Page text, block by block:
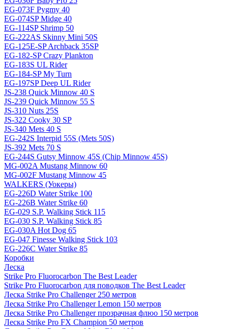
EG-073F Pygmy 40
EG-074SP Midge 40
EG-114SP Shrimp 50
EG-222AS Skinny Mini 50S
EG-125E-SP Archback 35SP
EG-182-SP Crazy Plankton
EG-183S UL Rider
EG-184-SP My Turn
EG-197SP Deep UL Rider
JS-238 Quick Minnow 40 S
JS-239 Quick Minnow 55 S
JS-310 Nuts 25S
JS-322 Cooky 30 SP
JS-340 Mets 40 S
EG-242S Interpid 55S (Mets 50S)
JS-392 Mets 70 S
EG-244S Gutsy Minnow 45S (Chip Minnow 45S)
MG-002A Mustang Minnow 60
MG-002F Mustang Minnow 45
WALKERS (Уокеры)
EG-226D Water Strike 100
EG-226B Water Strike 60
EG-029 S.P. Walking Stick 115
EG-030 S.P. Walking Stick 85
EG-030A Hot Dog 65
EG-047 Finesse Walking Stick 103
EG-226C Water Strike 85
Коробки
Леска
Strike Pro Fluorocarbon The Best Leader
Strike Pro Fluorocarbon для поводков The Best Leader
Леска Strike Pro Challenger 250 метров
Леска Strike Pro Challenger Lemon 150 метров
Леска Strike Pro Challenger прозрачная флюо 150 метров
Леска Strike Pro FX Champion 50 метров